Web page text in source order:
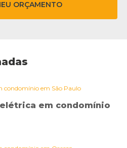
ORÇAMENTO
em condomínio